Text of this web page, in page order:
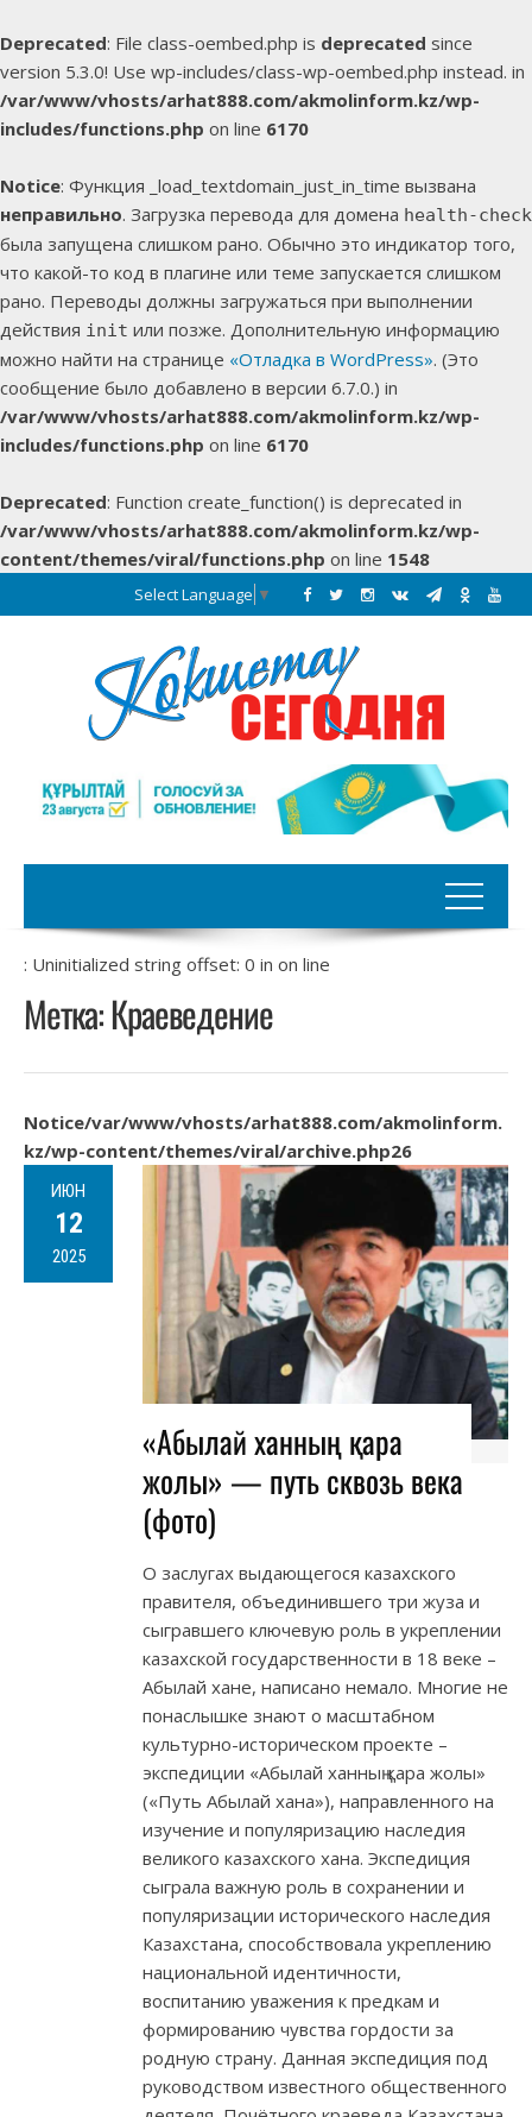
Deprecated: File class-oembed.php is deprecated since
version 5.3.0! Use wp-includes/class-wp-oembed.php instead. in
/var/www/vhosts/arhat888.com/akmolinform.kz/wp-
includes/functions.php on line 6170
Notice: Функция _load_textdomain_just_in_time вызвана
неправильно. Загрузка перевода для домена health-check
была запущена слишком рано. Обычно это индикатор того,
что какой-то код в плагине или теме запускается слишком
рано. Переводы должны загружаться при выполнении
действия init или позже. Дополнительную информацию
можно найти на странице «Отладка в WordPress». (Это
сообщение было добавлено в версии 6.7.0.) in
/var/www/vhosts/arhat888.com/akmolinform.kz/wp-
includes/functions.php on line 6170
Deprecated: Function create_function() is deprecated in
/var/www/vhosts/arhat888.com/akmolinform.kz/wp-
content/themes/viral/functions.php on line 1548
Select Language ▼
: Uninitialized string offset: 0 in on line
Метка:Краеведение
Notice/var/www/vhosts/arhat888.com/akmolinform.
kz/wp-content/themes/viral/archive.php26
ИЮН
12
2025
«Абылай ханның қара
жолы» — путь сквозь века
(фото)
О заслугах выдающегося казахского
правителя, объединившего три жуза и
сыгравшего ключевую роль в укреплении
казахской государственности в 18 веке –
Абылай хане, написано немало. Многие не
понаслышке знают о масштабном
культурно-историческом проекте –
экспедиции «Абылай ханның қара жолы»
(«Путь Абылай хана»), направленного на
изучение и популяризацию наследия
великого казахского хана. Экспедиция
сыграла важную роль в сохранении и
популяризации исторического наследия
Казахстана, способствовала укреплению
национальной идентичности,
воспитанию уважения к предкам и
формированию чувства гордости за
родную страну. Данная экспедиция под
руководством известного общественного